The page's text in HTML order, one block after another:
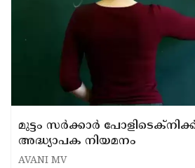
മുട്ടം സർക്കാർ
അദ്ധ്യാപക നിയമനം
AVANI MV